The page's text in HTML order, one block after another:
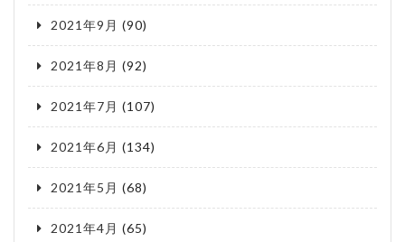
2021年9月 (90)
2021年8月 (92)
2021年7月 (107)
2021年6月 (134)
2021年5月 (68)
2021年4月 (65)